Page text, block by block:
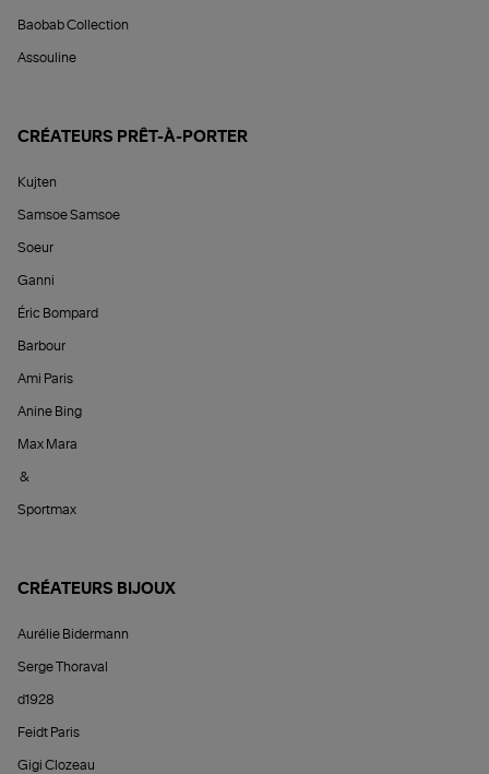
Baobab Collection
Assouline
CRÉATEURS PRÊT-À-PORTER
Kujten
Samsoe Samsoe
Soeur
Ganni
Éric Bompard
Barbour
Ami Paris
Anine Bing
Max Mara
&
Sportmax
CRÉATEURS BIJOUX
Aurélie Bidermann
Serge Thoraval
d1928
Feidt Paris
Gigi Clozeau